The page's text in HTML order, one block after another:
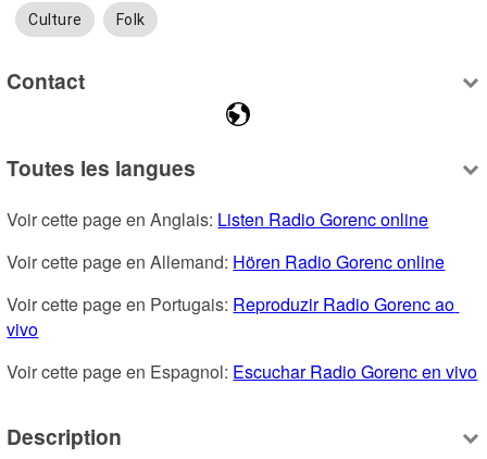
Culture Folk
Contact
Toutes les langues
Voir cette page en Anglais: Listen Radio Gorenc online
Voir cette page en Allemand: Hören Radio Gorenc online
Voir cette page en Portugais: Reproduzir Radio Gorenc ao
vivo
Voir cette page en Espagnol: Escuchar Radio Gorenc en vivo
Description